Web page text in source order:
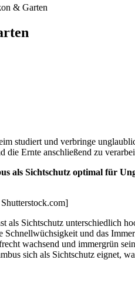
& Garten
studiert und verbringe
die Ernte anschließend zu
als Sichtschutz optimal für
als Sichtschutz unterschiedlich
und das
wachsend und immergrün
sich als Sichtschutz eignet,